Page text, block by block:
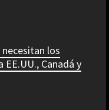
necesitan los
Canadá y